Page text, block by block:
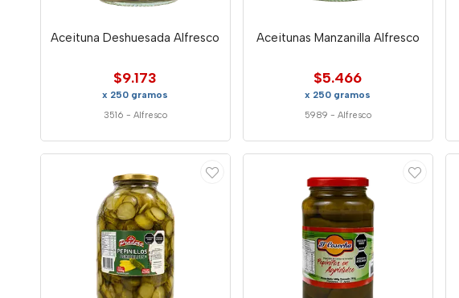
Aceituna Deshuesada Alfresco
$9.173
x 250 gramos
3516 - Alfresco
Aceitunas Manzanilla Alfresco
$5.466
x 250 gramos
5989 - Alfresco